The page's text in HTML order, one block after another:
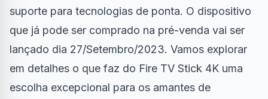
suporte para tecnologias de ponta. O dispositivo
que já pode ser comprado na pré-venda vai ser
lançado dia 27/Setembro/2023. Vamos explorar
em detalhes o que faz do Fire TV Stick 4K uma
escolha excepcional para os amantes de